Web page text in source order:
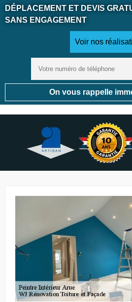
DÉPLACEMENT ET DEVIS
SANS ENGAGEMENT
Voir nos
On vous rappelle